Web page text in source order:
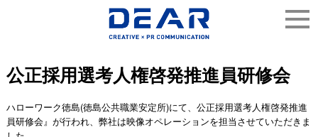
公正採用選考人権啓発推進員研修会
ハローワーク徳島(徳島公共職業安定所)にて、公正採用選考人権啓発推進
員研修会』が行われ、弊社は映像オペレーションを担当させていただきま